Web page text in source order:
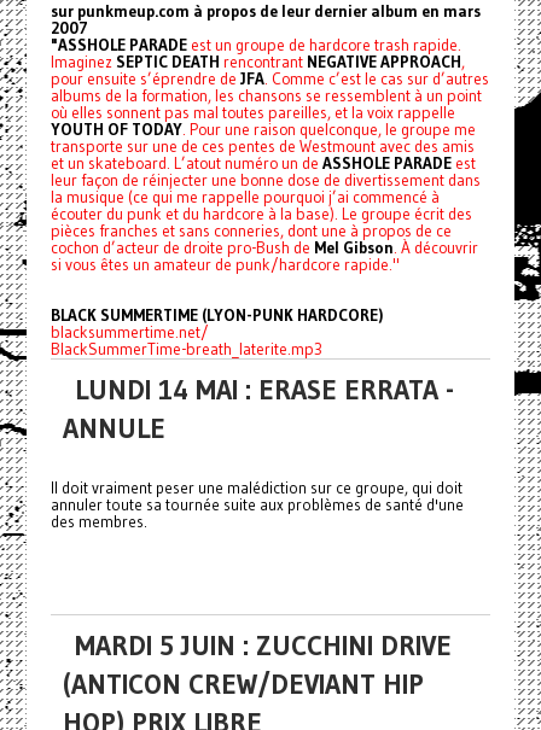
sur punkmeup.com à propos de leur dernier album en mars
2007
"ASSHOLE PARADEest un groupe de hardcore trash rapide.
Imaginez SEPTIC DEATH rencontrant NEGATIVE APPROACH,
pour ensuite s’éprendre de JFA. Comme c’est le cas sur d’autres
albums de la formation, les chansons se ressemblent à un point
où elles sonnent pas mal toutes pareilles, et la voix rappelle
YOUTH OF TODAY. Pour une raison quelconque, le groupe me
transporte sur une de ces pentes de Westmount avec des amis
et un skateboard. L’atout numéro un de ASSHOLE PARADEest
leur façon de réinjecter une bonne dose de divertissement dans
la musique (ce qui me rappelle pourquoi j’ai commencé à
écouter du punk et du hardcore à la base). Le groupe écrit des
pièces franches et sans conneries, dont une à propos de ce
cochon d’acteur de droite pro-Bush de Mel Gibson. À découvrir
si vous êtes un amateur de punk/hardcore rapide."
BLACK SUMMERTIME (LYON-PUNK HARDCORE)
blacksummertime.net/
BlackSummerTime-breath_laterite.mp3
LUNDI 14 MAI : ERASE ERRATA -
ANNULE
Il doit vraiment peser une malédiction sur ce groupe, qui doit
annuler toute sa tournée suite aux problèmes de santé d'une
des membres.
MARDI 5 JUIN : ZUCCHINI DRIVE
(ANTICON CREW/DEVIANT HIP
HOP) PRIX LIBRE